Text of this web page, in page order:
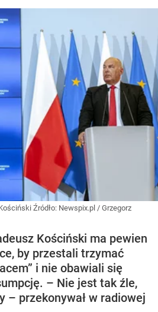
Źródło: Newspix.pl / Grzegorz
Kościński ma pewien
by przestali trzymać
i nie obawiali się
– Nie jest tak źle,
– przekonywał w radiowej